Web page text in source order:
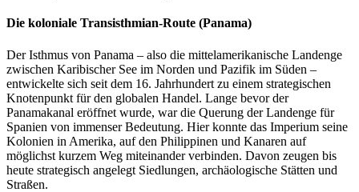
Die koloniale Transisthmian-Route (Panama)
Der Isthmus von Panama – also die mittelamerikanische Landenge
zwischen Karibischer See im Norden und Pazifik im Süden –
entwickelte sich seit dem 16. Jahrhundert zu einem strategischen
Knotenpunkt für den globalen Handel. Lange bevor der
Panamakanal eröffnet wurde, war die Querung der Landenge für
Spanien von immenser Bedeutung. Hier konnte das Imperium seine
Kolonien in Amerika, auf den Philippinen und Kanaren auf
möglichst kurzem Weg miteinander verbinden. Davon zeugen bis
heute strategisch angelegt Siedlungen, archäologische Stätten und
Straßen.